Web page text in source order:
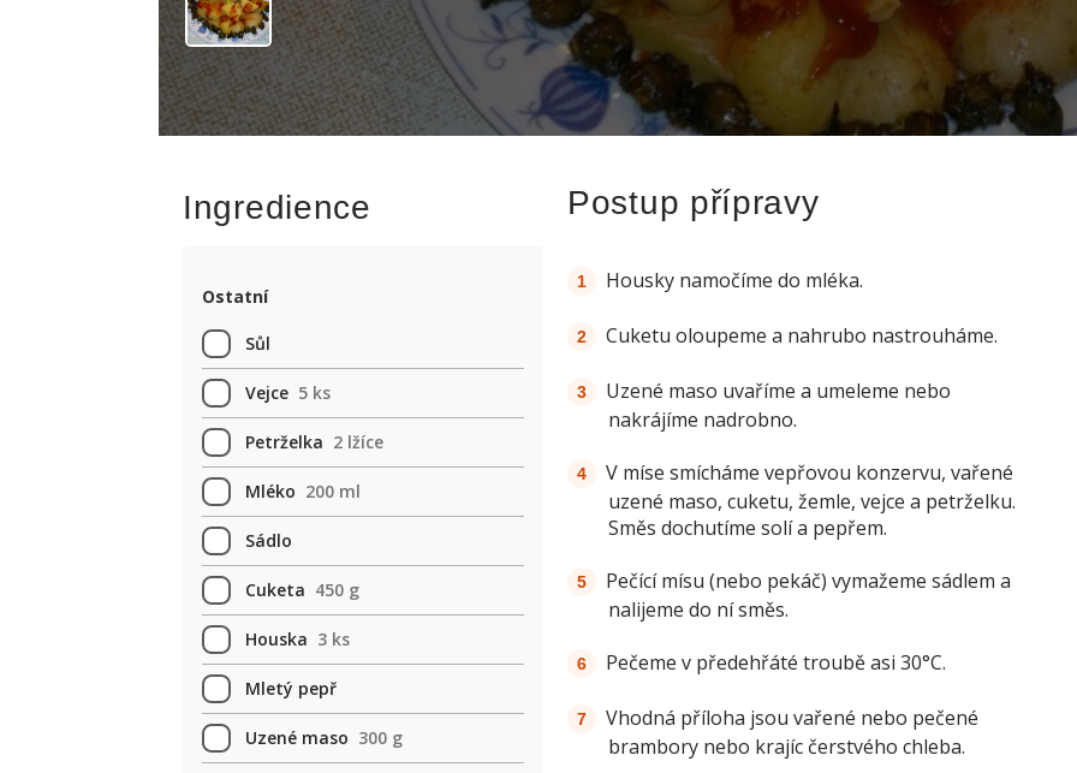
Ingredience
Ostatní
Sůl
Vejce 5 ks
Petrželka 2 lžíce
Mléko 200 ml
Sádlo
Cuketa 450 g
Houska 3 ks
Mletý pepř
Uzené maso 300 g
Postup přípravy
Housky namočíme do mléka.
Cuketu oloupeme a nahrubo nastrouháme.
Uzené maso uvaříme a umeleme nebo
nakrájíme nadrobno.
V míse smícháme vepřovou konzervu, vařené
uzené maso, cuketu, žemle, vejce a petrželku.
Směs dochutíme solí a pepřem.
Pečící mísu (nebo pekáč) vymažeme sádlem a
nalijeme do ní směs.
Pečeme v předehřáté troubě asi 30°C.
Vhodná příloha jsou vařené nebo pečené
brambory nebo krajíc čerstvého chleba.